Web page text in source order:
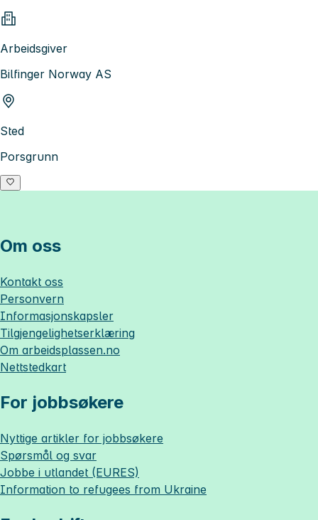
Arbeidsgiver
Bilfinger Norway AS
Sted
Porsgrunn
Om oss
Kontakt oss
Personvern
Informasjonskapsler
Tilgjengelighetserklæring
Om arbeidsplassen.no
Nettstedkart
For jobbsøkere
Nyttige artikler for jobbsøkere
Spørsmål og svar
Jobbe i utlandet (EURES)
Information to refugees from Ukraine